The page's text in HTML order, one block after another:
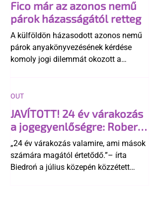
Fico már az azonos nemű
párok házasságától retteg
A külföldön házasodott azonos nemű
párok anyakönyvezésének kérdése
komoly jogi dilemmát okozott a
egyértelműen tiltja a házasságuk
elismerését. Közben az ellenzéken belül
is vita robbant ki arról, hogy vissza
kellene-e vonni a kormány konzervatív
alkotmánymódosítását
JAVÍTOTT! 24 év várakozás
a jogegyenlőségre: Robert
Biedroń megindító üzenete
a lengyel bejegyzett
élettársi kapcsolatokért
„24 év várakozás valamire, ami mások
számára magától értetődő.”– írta
Biedroń a július közepén közzétett
OUT